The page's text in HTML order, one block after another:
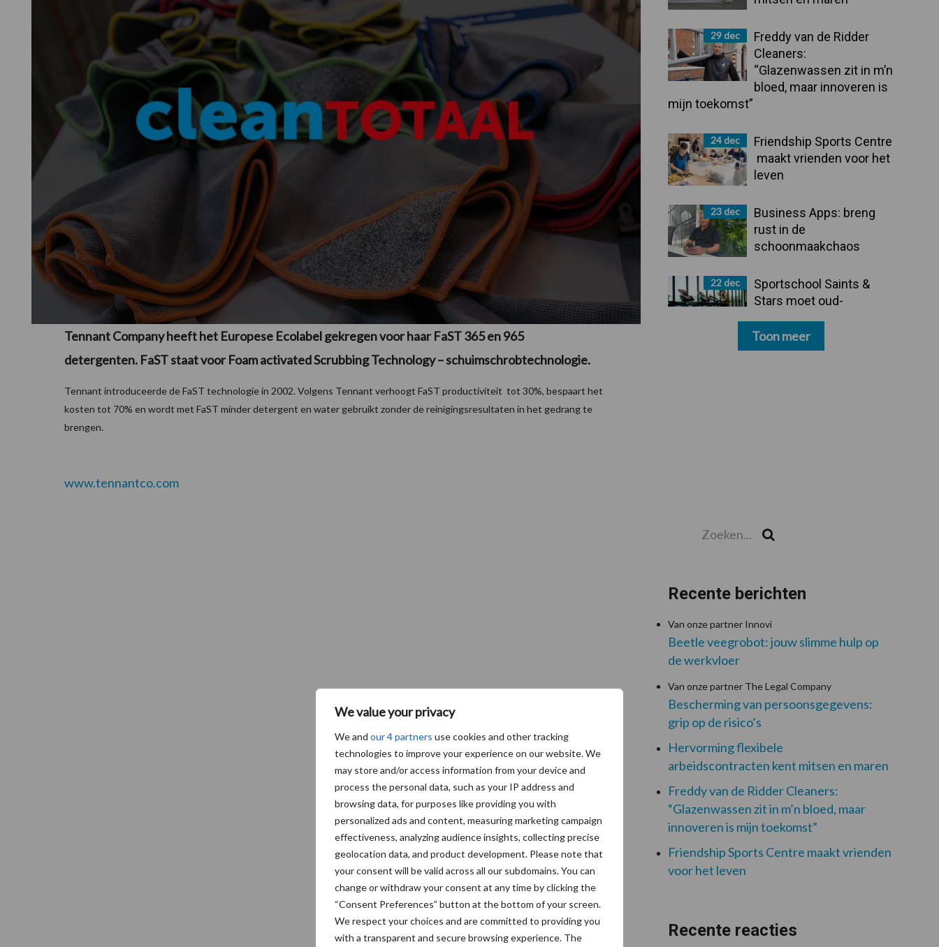
We value your privacy
We and our 4 partners use cookies and other tracking
technologies to improve your experience on our website. We
may store and/or access information from your device and
process the personal data, such as your IP address and
browsing data, for purposes like providing you with
personalized ads and content, measuring marketing campaign
effectiveness, analyzing audience insights, collecting precise
geolocation data, and product development. Please note that
your consent will be valid across all our subdomains. You can
change or withdraw your consent at any time by clicking the
“Consent Preferences” button at the bottom of your screen.
We respect your choices and are committed to providing you
with a transparent and secure browsing experience. The
Tennant Company heeft het Europese Ecolabel gekregen voor haar FaST 365 en 965
detergenten. FaST staat voor Foam activated Scrubbing Technology – schuimschrobtechnologie.
Tennant introduceerde de FaST technologie in 2002. Volgens Tennant verhoogt FaST productiviteit tot 30%, bespaart het
kosten tot 70% en wordt met FaST minder detergent en water gebruikt zonder de reinigingsresultaten in het gedrang te
brengen.
www.tennantco.com
29 dec
Freddy van de Ridder
Cleaners:
“Glazenwassen zit in m’n
bloed, maar innoveren is
mijn toekomst”
24 dec
Friendship Sports Centre
maakt vrienden voor het
leven
23 dec
Business Apps: breng
rust in de
schoonmaakchaos
22 dec
Sportschool Saints &
Stars moet oud-
betalen
Toon meer
Recente berichten
Van onze partner Innovi
Beetle veegrobot: jouw slimme hulp op
de werkvloer
Van onze partner The Legal Company
Bescherming van persoonsgegevens:
grip op de risico’s
Hervorming flexibele
arbeidscontracten kent mitsen en maren
Freddy van de Ridder Cleaners:
“Glazenwassen zit in m’n bloed, maar
innoveren is mijn toekomst”
Friendship Sports Centre maakt vrienden
voor het leven
Recente reacties